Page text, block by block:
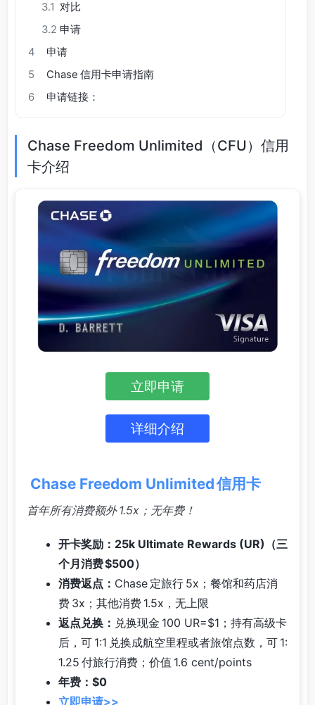
3.1 对比
3.2 申请
4
申请
5
Chase 信用卡申请指南
6
申请链接：
Chase Freedom Unlimited（CFU）信用
卡介绍
立即申请
详细介绍
Chase Freedom Unlimited 信用卡
首年所有消费额外 1.5x；无年费！
开卡奖励：25k Ultimate Rewards (UR)（三
个月消费 $500）
消费返点： Chase 定旅行 5x；餐馆和药店消
费 3x；其他消费 1.5x，无上限
返点兑换： 兑换现金 100 UR=$1；持有高级卡
后，可 1:1 兑换成航空里程或者旅馆点数，可 1:
1.25 付旅行消费；价值 1.6 cent/points
年费：$0
立即申请>>